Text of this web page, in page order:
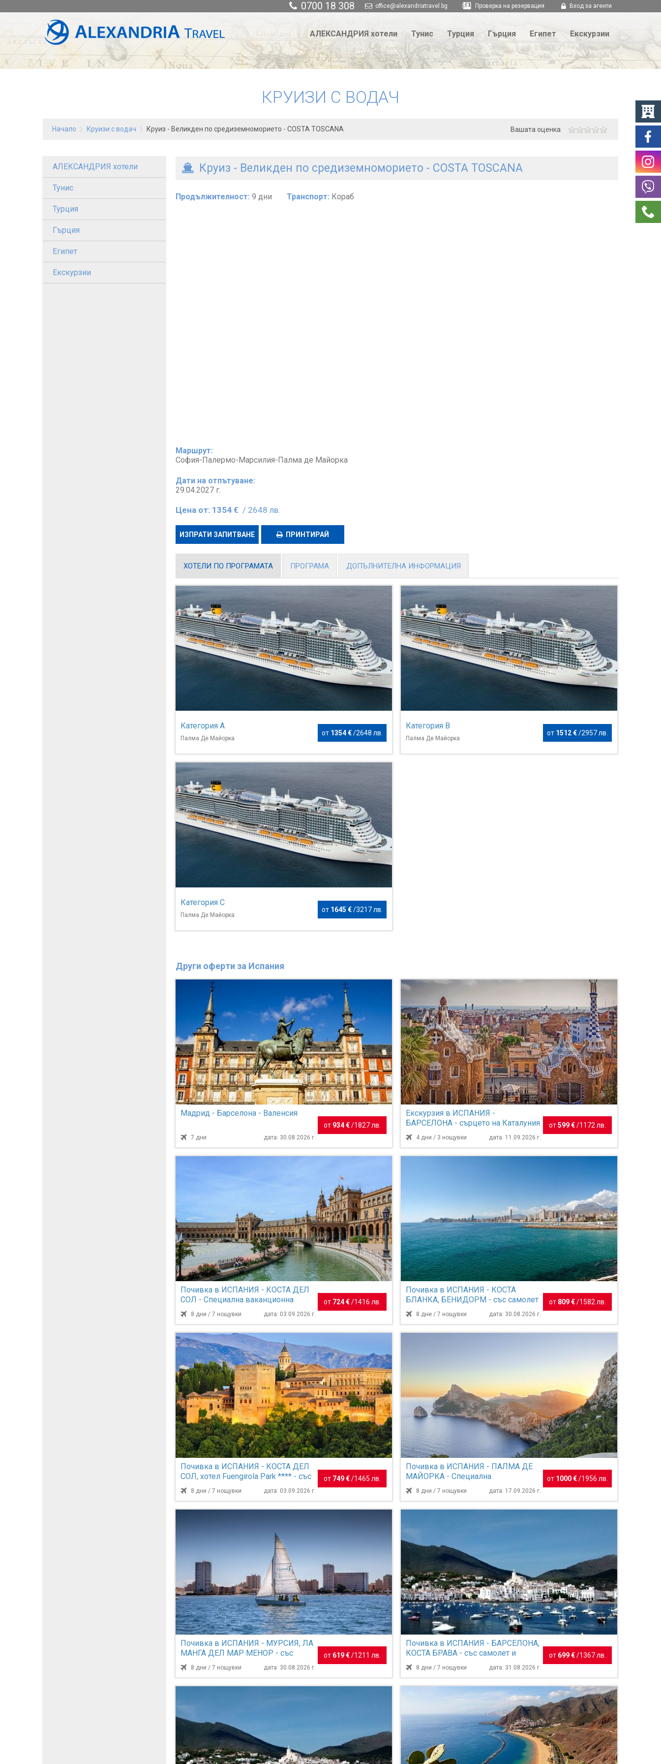
0700 18 308 office@alexandriatravel.bg Проверка на резервация Вход за агенти
АЛЕКСАНДРИЯ хотели Тунис Турция Гърция Египет Екскурзии
КРУИЗИ С ВОДАЧ
Начало Круизи с водач Круиз - Великден по средиземноморието - COSTA TOSCANA Вашата оценка
АЛЕКСАНДРИЯ хотели
Тунис
Турция
Гърция
Египет
Екскурзии
Круиз - Великден по средиземноморието - COSTA TOSCANA
Продължителност: 9 дни Транспорт: Кораб
Маршрут:
София-Палермо-Марсилия-Палма де Майорка
Дати на отпътуване:
29.04.2027 г.
Цена от: 1354 € / 2648 лв.
ИЗПРАТИ ЗАПИТВАНЕ ПРИНТИРАЙ
ХОТЕЛИ ПО ПРОГРАМАТА ПРОГРАМА ДОПЪЛНИТЕЛНА ИНФОРМАЦИЯ
Категория A
Палма Де Майорка
от 1354 € /2648 лв.
Категория B
Палма Де Майорка
от 1512 € /2957 лв.
Категория C
Палма Де Майорка
от 1645 € /3217 лв.
Други оферти за Испания
Мадрид - Барселона - Валенсия
7 дни дата: 30.08.2026 г.
от 934 € / 1827 лв.
Екскурзия в ИСПАНИЯ -
БАРСЕЛОНА - сърцето на Каталуния
4 дни / 3 нощувки дата: 11.09.2026 г.
от599 € / 1172 лв.
Почивка в ИСПАНИЯ - КОСТА ДЕЛ
СОЛ - Специална ваканционна
програма за туристи над 55 ...
8 дни / 7 нощувки дата: 03.09.2026 г.
от 724 € / 1416 лв.
Почивка в ИСПАНИЯ - КОСТА
БЛАНКА, БЕНИДОРМ - със самолет
и обслужване на български е...
8 дни / 7 нощувки дата: 30.08.2026 г.
от 809 € / 1582 лв.
Почивка в ИСПАНИЯ - КОСТА ДЕЛ
СОЛ, хотел Fuengirola Park **** - със
самолет и обслуж...
8 дни / 7 нощувки дата: 03.09.2026 г.
от 749 € / 1465 лв.
Почивка в ИСПАНИЯ - ПАЛМА ДЕ
МАЙОРКА - Специална
ваканционна програма за всички
възра...
8 дни / 7 нощувки дата: 17.09.2026 г.
от 1000 € / 1956 лв.
Почивка в ИСПАНИЯ - МУРСИЯ, ЛА
МАНГА ДЕЛ МАР МЕНОР - със
самолет и обслужване на бъл...
8 дни / 7 нощувки дата: 30.08.2026 г.
от 619 € / 1211 лв.
Почивка в ИСПАНИЯ - БАРСЕЛОНА,
КОСТА БРАВА - със самолет и
обслужване на български е...
8 дни / 7 нощувки дата: 31.08.2026 г.
от 699 € / 1367 лв.